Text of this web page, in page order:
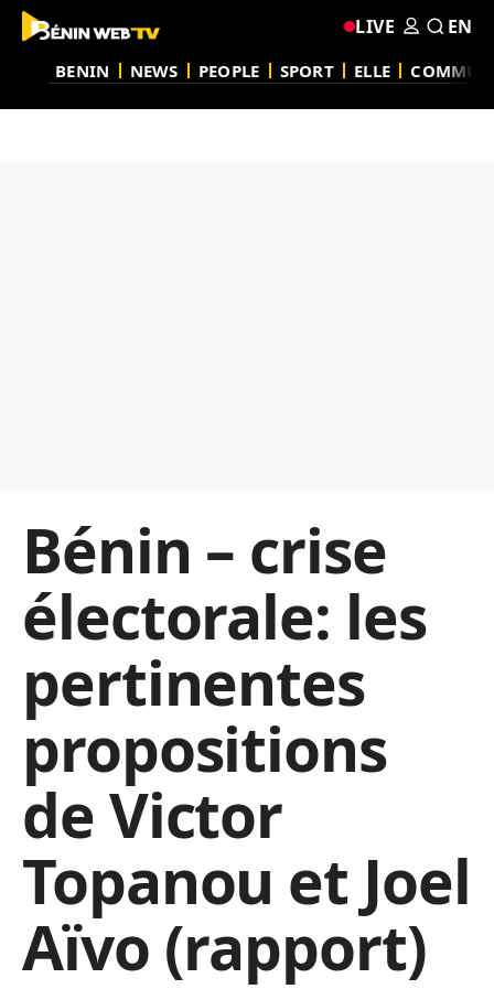
BENIN NEWS PEOPLE SPORT ELLE
LIVE EN
Bénin – crise
électorale: les
pertinentes
propositions
de Victor
Topanou et Joel
Aïvo (rapport)